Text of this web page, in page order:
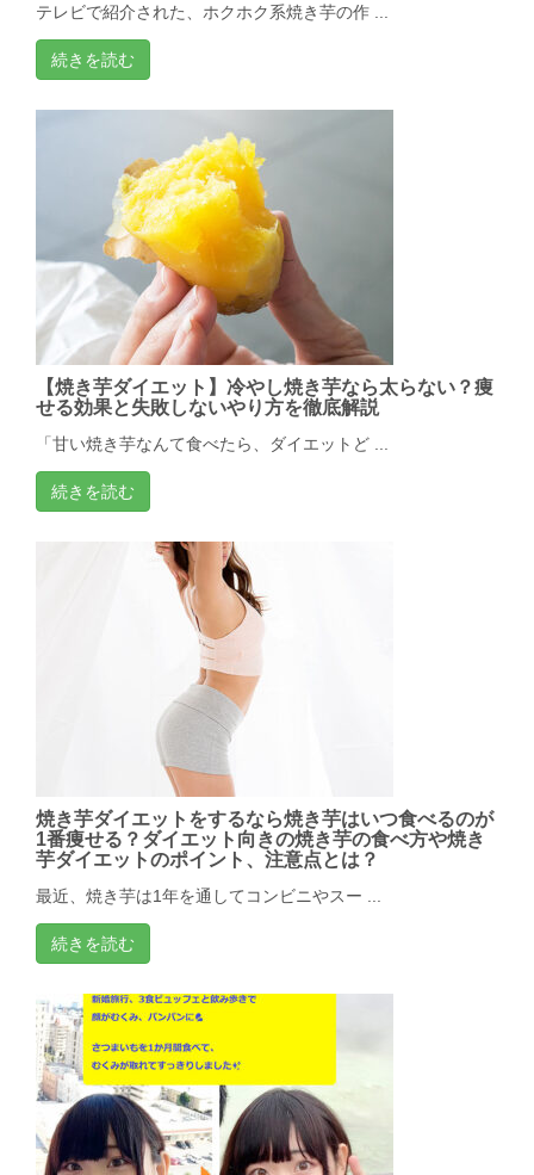
テレビで紹介された、ホクホク系焼き芋の作 ...
続きを読む
【焼き芋ダイエット】冷やし焼き芋なら太らない？痩
せる効果と失敗しないやり方を徹底解説
「甘い焼き芋なんて食べたら、ダイエットど ...
続きを読む
焼き芋ダイエットをするなら焼き芋はいつ食べるのが
1番痩せる？ダイエット向きの焼き芋の食べ方や焼き
芋ダイエットのポイント、注意点とは？
最近、焼き芋は1年を通してコンビニやスー ...
続きを読む